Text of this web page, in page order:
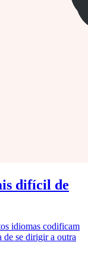
difícil de
idiomas codificam
de se dirigir a outra